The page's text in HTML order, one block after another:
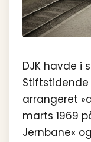
DJK havde i
Stiftstidende
arrangeret
marts 1969
Jernbane«